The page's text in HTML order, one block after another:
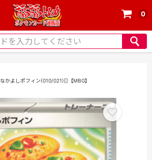
0
なかよしポフィン(010/021)[]【MBG】